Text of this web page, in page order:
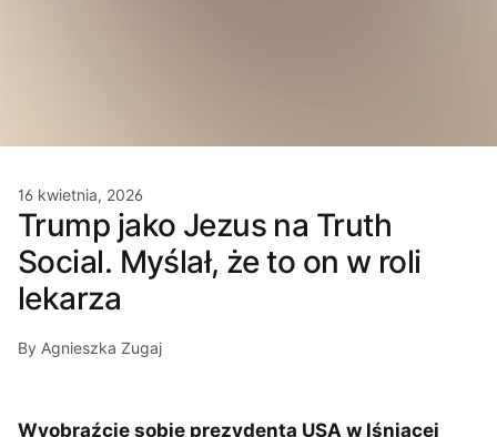
16 kwietnia, 2026
Trump jako Jezus na Truth
Social. Myślał, że to on w roli
lekarza
By Agnieszka Zugaj
Wyobraźcie sobie prezydenta USA w lśniącej